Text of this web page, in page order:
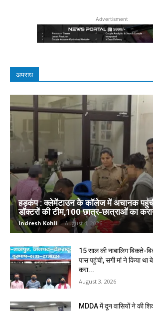
Advertisment
अपराध
हड़कंप : क्लेमेंटाउन के कॉलेज में अचानक
डॉक्टरों की टीम,100 छात्र-छात्राओं का
Indresh Kohli - August 4, 2026
15 साल की नाबालिग
पास पहुंची, सगी मां ने किया था
करा...
August 3, 2026
MDDA में दून वासियों ने की